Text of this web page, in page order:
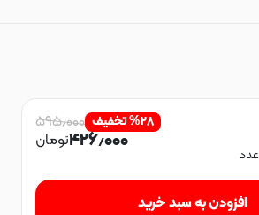
%۲۸ تخفیف ۵۹۵٫۰۰۰
۴۲۶٫۰۰۰تومان
عدد
افزودن به سبد خرید